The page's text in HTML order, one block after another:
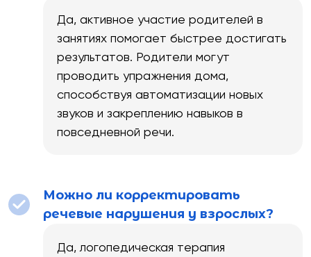
Да, активное участие родителей в
занятиях помогает быстрее достигать
результатов. Родители могут
проводить упражнения дома,
способствуя автоматизации новых
звуков и закреплению навыков в
повседневной речи.
Можно ли корректировать
речевые нарушения у взрослых?
Да, логопедическая терапия